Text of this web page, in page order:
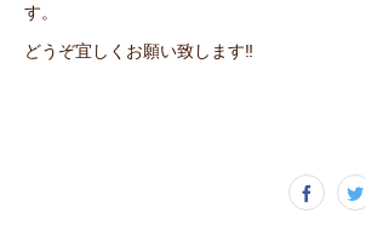
す。
どうぞ宜しくお願い致します‼️